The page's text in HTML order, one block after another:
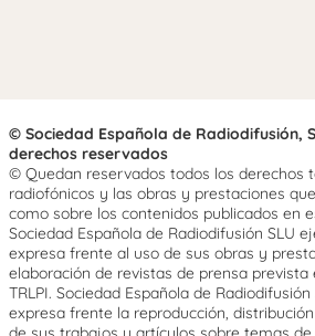
© Sociedad Española de Radiodifusión,
derechos reservados
© Quedan reservados todos los derechos
radiofónicos y las obras y prestaciones
como sobre los contenidos publicados en
Sociedad Española de Radiodifusión SLU
expresa frente al uso de sus obras y
elaboración de revistas de prensa prevista
TRLPI. Sociedad Española de
expresa frente la reproducción,